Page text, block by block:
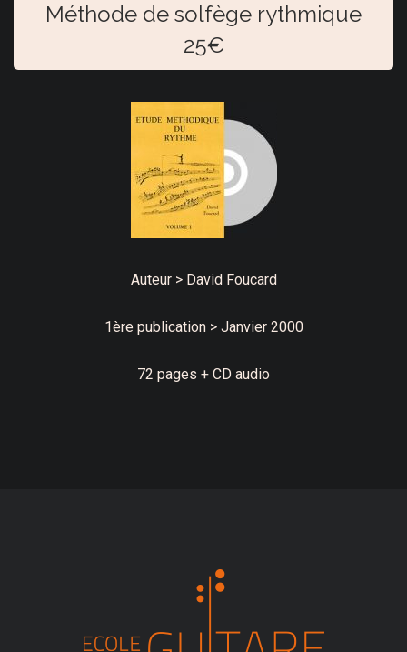
Méthode de solfège rythmique
25€
Auteur > David Foucard
1ère publication > Janvier 2000
72 pages + CD audio